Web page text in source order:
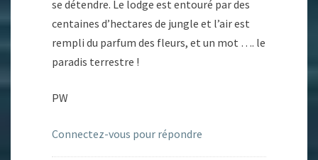
se détendre. Le lodge est entouré par des
centaines d’hectares de jungle et l’air est
rempli du parfum des fleurs, et un mot …. le
paradis terrestre !
PW
Connectez-vous pour répondre